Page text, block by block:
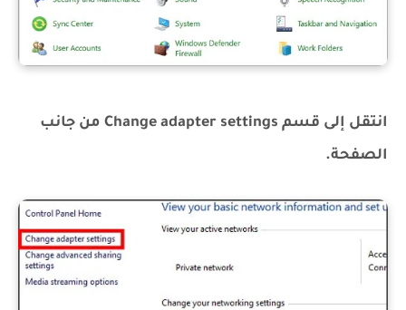
انتقل إلى قسم Change adapter settings من جانب
الصفحة.